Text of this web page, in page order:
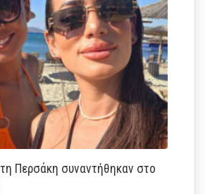
Περσάκη συναντήθηκαν στο